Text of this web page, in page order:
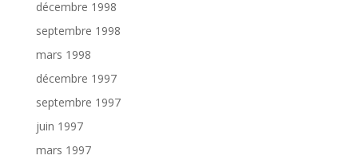
décembre 1998
septembre 1998
mars 1998
décembre 1997
septembre 1997
juin 1997
mars 1997